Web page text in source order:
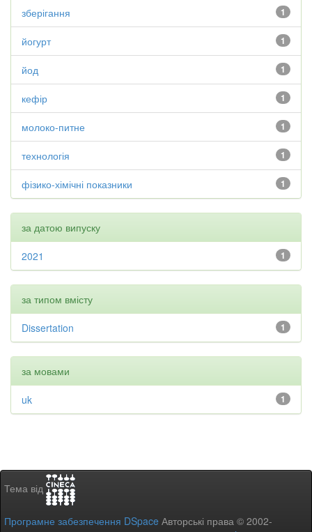
1
зберігання
1
йогурт
1
йод
1
кефір
1
молоко-питне
1
технологія
1
фізико-хімічні показники
за датою випуску
1
2021
за типом вмісту
1
Dissertation
за мовами
1
uk
Тема від
Програмне забезпечення DSpace Авторські права © 2002-